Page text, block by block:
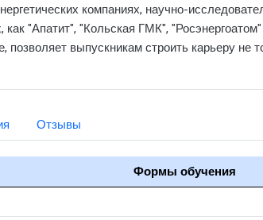
компаниях, научно-
"Апатит", "Кольская ГМК",
выпускникам строить карьеру не
Отзывы
Формы обучения